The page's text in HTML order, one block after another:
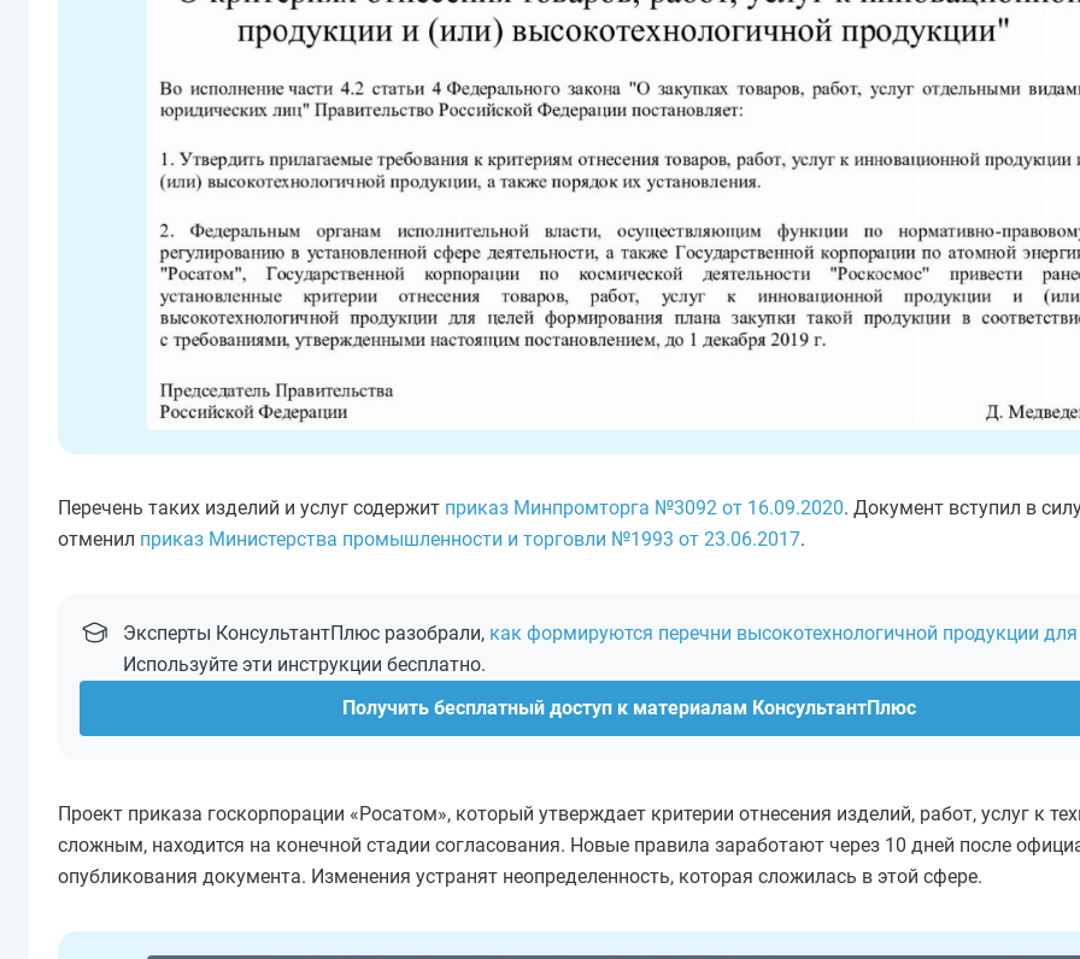
Перечень таких изделий и услуг содержит приказ Минпромторга №3092 от 16.09.2020. Документ вступил в
отменил приказ Министерства промышленности и торговли №1993 от 23.06.2017.
Эксперты КонсультантПлюс разобрали, как формируются перечни высокотехнологичной продукции для
Используйте эти инструкции бесплатно.
Получить бесплатный доступ к материалам КонсультантПлюс
Проект приказа госкорпорации «Росатом», который утверждает критерии отнесения изделий, работ, услуг к
сложным, находится на конечной стадии согласования. Новые правила заработают через 10 дней после
опубликования документа. Изменения устранят неопределенность, которая сложилась в этой сфере.